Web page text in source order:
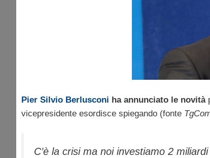
Pier Silvio Berlusconi ha annunciato le novità
vicepresidente esordisce spiegando (fonte
C’è la crisi ma noi investiamo 2